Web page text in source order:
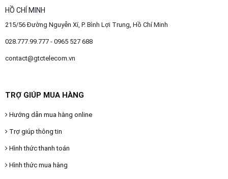
HỒ CHÍ MINH
215/56 Đường Nguyễn Xí, P. Bình Lợi Trung, Hồ Chí Minh
028.777.99.777 - 0965 527 688
contact@gtctelecom.vn
TRỢ GIÚP MUA HÀNG
Hướng dẫn mua hàng online
Trợ giúp thông tin
Hình thức thanh toán
Hình thức mua hàng